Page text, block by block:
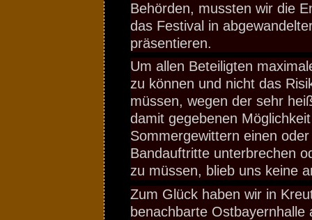
Behörden, mussten wir die
das Festival in
präsentieren.
Um allen Beteiligten
zu können und nicht das
müssen, wegen der sehr
damit gegebenen
Sommergewittern einen
Bandauftritte unterbrechen
zu müssen, blieb uns keine
Zum Glück haben wir in
benachbarte Ostbayernhalle